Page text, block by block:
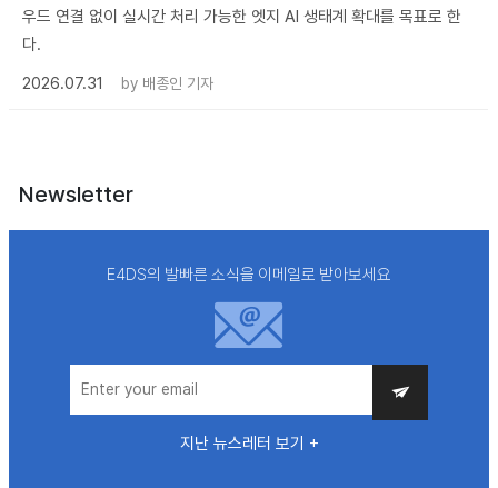
우드 연결 없이 실시간 처리 가능한 엣지 AI 생태계 확대를 목표로 한
다.
2026.07.31
by 배종인 기자
Newsletter
E4DS의 발빠른 소식을 이메일로 받아보세요
지난 뉴스레터 보기 +